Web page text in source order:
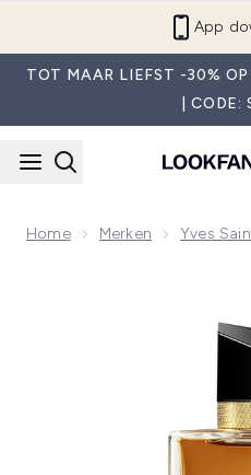
App
TOT MAAR LIEFST -30%
| CODE:
Home Merken Yves